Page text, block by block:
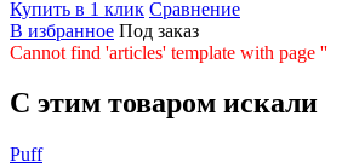
Купить в 1 клик Сравнение
В избранное Под заказ
Cannot find 'articles' template with page ''
C этим товаром искали
Puff